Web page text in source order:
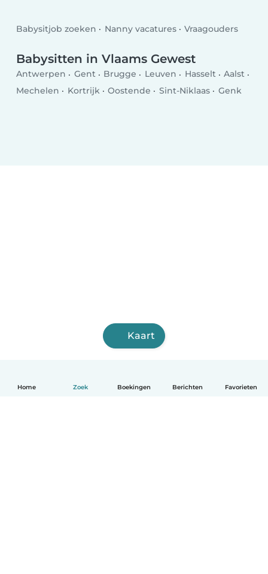
Home Zoek Boekingen Berichten Favorieten
Babysitjob zoeken Nanny vacatures Vraagouders
Babysitten in Vlaams Gewest
Antwerpen Gent Brugge Leuven Hasselt
Aalst
Mechelen
Kortrijk Oostende Sint-Niklaas Genk
Kaart